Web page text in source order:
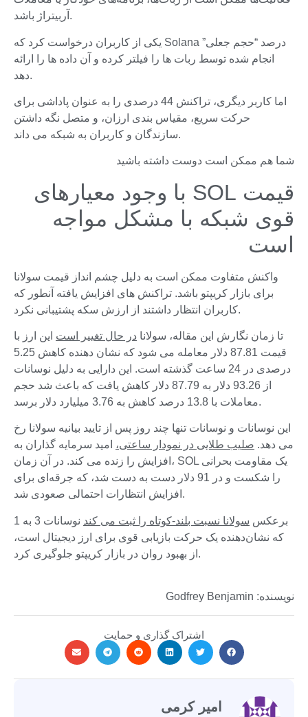
آربیتراژ باشد.
یکی از کاربران درخواست کرد که Solana درصد “حجم جعلی”
انجام شده توسط ربات ها را فیلتر کرده و آن داده ها را ارائه
دهد.
اما کاربر دیگری، تراکنش 44 درصدی را به عنوان پاداشی برای
حرکت سریع، مقیاس بندی ارزان، و متصل نگه داشتن
سازندگان و کاربران به شبکه می داند.
شما هم ممکن است دوست داشته باشید
قیمت SOL با وجود معیارهای
قوی شبکه با مشکل مواجه
است
واکنش متفاوت ممکن است به دلیل چشم انداز قیمت سولانا
برای بازار کریپتو باشد. تراکنش های افزایش یافته آنطور که
کاربران انتظار داشتند از ارزش سکه پشتیبانی نکرد.
تا زمان نگارش این مقاله، سولانا در حال تغییر است این ارز با
قیمت 87.81 دلار معامله می شود که نشان دهنده کاهش 5.25
درصدی در 24 ساعت گذشته است. این دارایی به دلیل نوسانات
از 93.26 دلار به 87.79 دلار کاهش یافت که باعث شد حجم
معاملات با 13.8 درصد کاهش به 3.76 میلیارد دلار برسد.
این نوسانات و نوسانات تنها چند روز پس از تایید بیانیه سولانا رخ
می دهد. صلیب طلایی در نمودار ساعتی، امید سرمایه گذاران به
افزایش را زنده می کند. در آن زمان، SOL یک مقاومت بحرانی
را شکست و در 91 دلار دست به دست شد، که جرقه‌ای برای
افزایش انتظارات احتمالی صعودی شد.
برعکس سولانا نسبت بلند-کوتاه را ثبت می کند
نوسانات 3 به 1
که نشان‌دهنده یک حرکت بازیابی قوی برای ارز دیجیتال است،
از بهبود روان در بازار کریپتو جلوگیری کرد.
نویسنده: Godfrey Benjamin
اشتراک گذاری و حمایت
امیر کرمی